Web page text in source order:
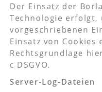
Der Einsatz der
Technologie erfolgt,
vorgeschriebenen
Einsatz von Cookies
Rechtsgrundlage
c DSGVO.
Server-Log-Dateien